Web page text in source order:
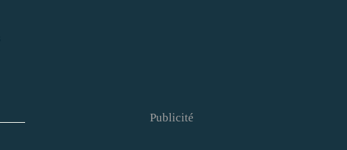
Publicité